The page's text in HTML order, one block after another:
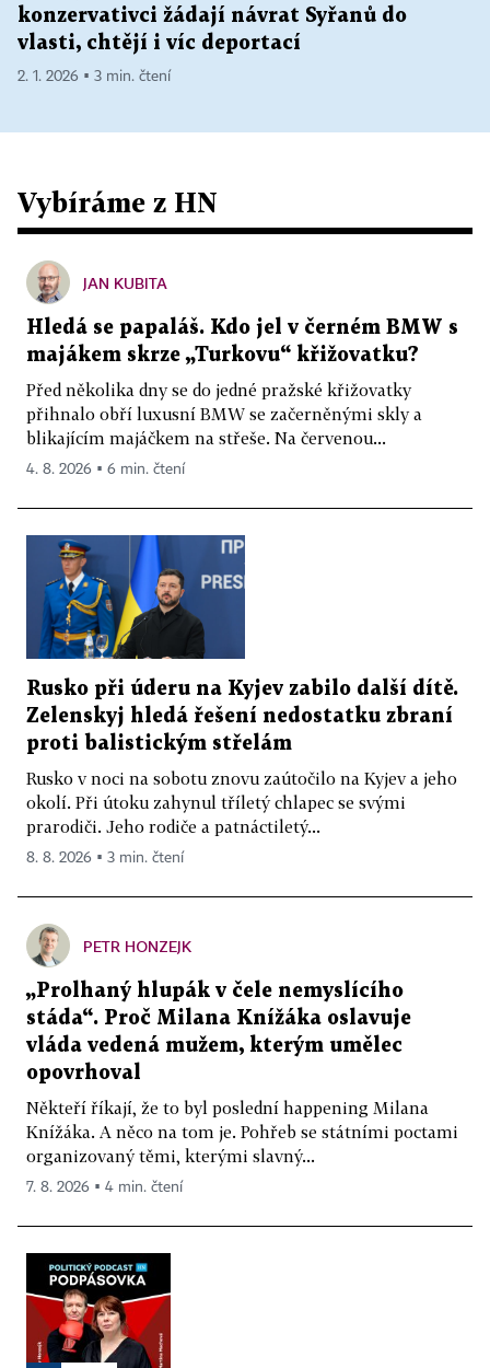
konzervativci žádají návrat Syřanů do
vlasti, chtějí i víc deportací
2. 1. 2026 ▪ 3 min. čtení
Vybíráme z HN
JAN KUBITA
Hledá se papaláš. Kdo jel v černém BMW s
majákem skrze „Turkovu“ křižovatku?
Před několika dny se do jedné pražské křižovatky
přihnalo obří luxusní BMW se začerněnými skly a
blikajícím majáčkem na střeše. Na červenou...
4. 8. 2026 ▪ 6 min. čtení
Rusko při úderu na Kyjev zabilo další dítě.
Zelenskyj hledá řešení nedostatku zbraní
proti balistickým střelám
Rusko v noci na sobotu znovu zaútočilo na Kyjev a jeho
okolí. Při útoku zahynul tříletý chlapec se svými
prarodiči. Jeho rodiče a patnáctiletý...
8. 8. 2026 ▪ 3 min. čtení
PETR HONZEJK
„Prolhaný hlupák v čele nemyslícího
stáda“. Proč Milana Knížáka oslavuje
vláda vedená mužem, kterým umělec
opovrhoval
Někteří říkají, že to byl poslední happening Milana
Knížáka. A něco na tom je. Pohřeb se státními poctami
organizovaný těmi, kterými slavný...
7. 8. 2026 ▪ 4 min. čtení